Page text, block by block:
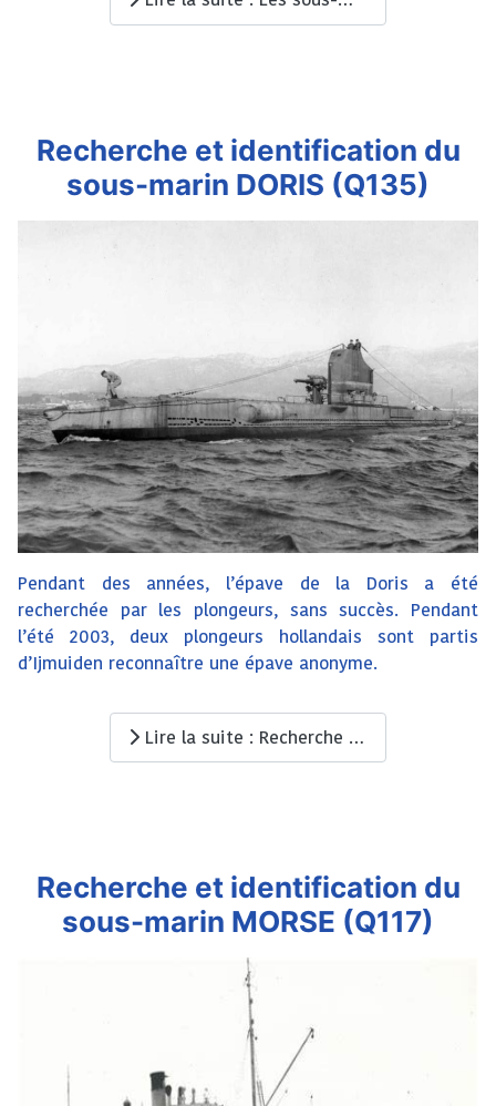
Recherche et identification du
sous-marin DORIS (Q135)
Pendant des années, l’épave de la Doris a été
recherchée par les plongeurs, sans succès. Pendant
l’été 2003, deux plongeurs hollandais sont partis
d’Ijmuiden reconnaître une épave anonyme.
Lire la suite : Recherche et identification du sous-marin DORIS (Q135)
Recherche et identification du
sous-marin MORSE (Q117)